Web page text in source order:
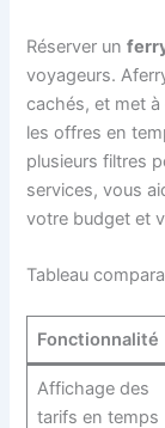
Réserver un
voyageurs.
cachés, et met
les offres en
plusieurs filtres
services, vous
votre budget et
Tableau
Fonctionnalité
Affichage des
tarifs en temps